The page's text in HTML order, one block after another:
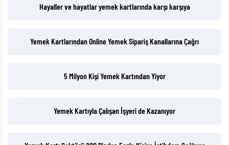
Hayaller ve hayatlar yemek kartlarında karşı karşıya
Yemek Kartlarından Online Yemek Sipariş Kanallarına Çağrı
5 Milyon Kişi Yemek Kartından Yiyor
Yemek Kartıyla Çalışan İşyeri de Kazanıyor